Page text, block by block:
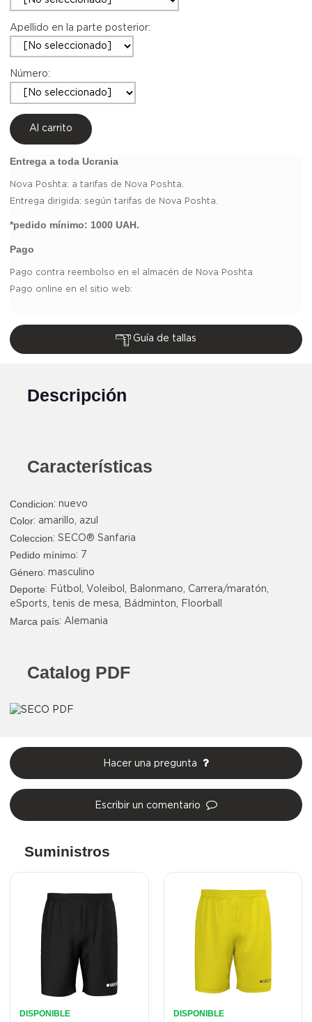
Apellido en la parte posterior:
Número:
Al carrito
Entrega a toda Ucrania
Nova Poshta: a tarifas de Nova Poshta.
Entrega dirigida: según tarifas de Nova Poshta.
*pedido mínimo: 1000 UAH.
Pago
Pago contra reembolso en el almacén de Nova Poshta
Pago online en el sitio web:
Guía de tallas
Descripción
Características
Condicion: nuevo
Color: amarillo azul
Coleccion: SECO® Sanfaria
Pedido mínimo: 7
Género: masculino
Deporte: Fútbol, Voleibol, Balonmano, Carrera/maratón,
eSports, tenis de mesa, Bádminton, Floorball
Marca país: Alemania
Catalog PDF
Hacer una pregunta
Escribir un comentario
Suministros
DISPONIBLE DISPONIBLE